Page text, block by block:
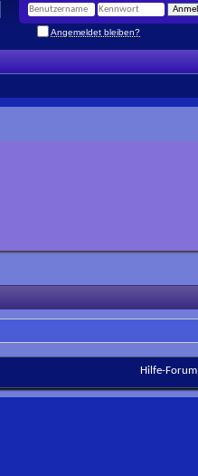
Angemeldet bleiben?
Hilfe-Forum